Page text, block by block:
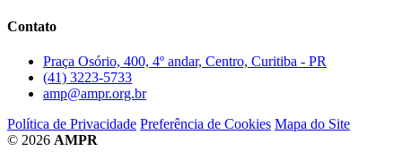
Contato
Praça Osório, 400, 4º andar, Centro, Curitiba - PR
(41) 3223-5733
amp@ampr.org.br
Política de Privacidade Preferência de Cookies Mapa do Site
© 2026 AMPR